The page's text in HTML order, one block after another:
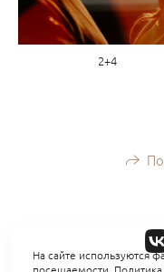
2+4
На сайте используются